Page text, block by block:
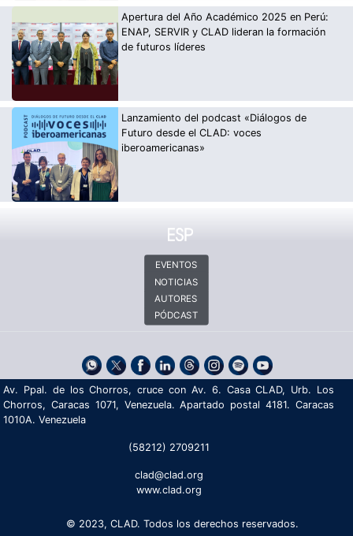
Apertura del Año Académico 2025 en Perú:
ENAP, SERVIR y CLAD lideran la formación
de futuros líderes
Lanzamiento del podcast «Diálogos de
Futuro desde el CLAD: voces
iberoamericanas»
EVENTOS
NOTICIAS
AUTORES
PÓDCAST
Av. Ppal. de los Chorros, cruce con Av. 6. Casa CLAD, Urb. Los
Chorros, Caracas 1071, Venezuela. Apartado postal 4181. Caracas
1010A. Venezuela
(58212) 2709211
clad@clad.org
www.clad.org
© 2023, CLAD. Todos los derechos reservados.